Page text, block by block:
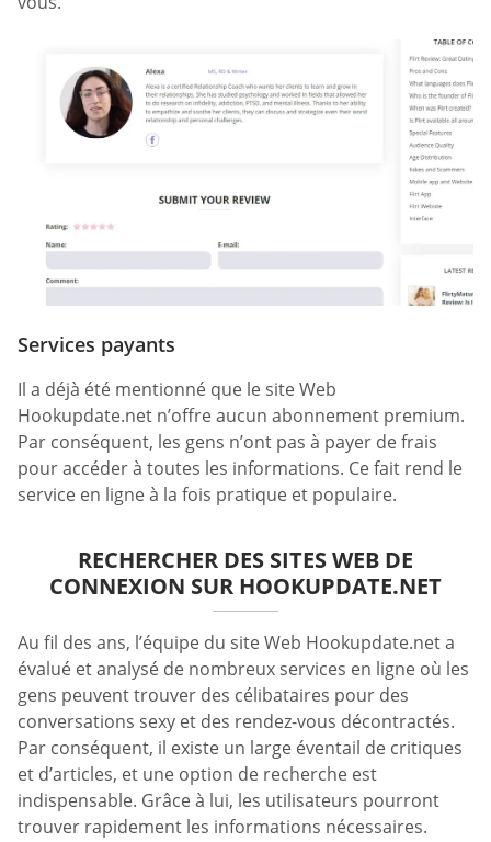
Services payants
Il a déjà été mentionné que le site Web
Hookupdate.net n’offre aucun abonnement premium.
Par conséquent, les gens n’ont pas à payer de frais
pour accéder à toutes les informations. Ce fait rend le
service en ligne à la fois pratique et populaire.
RECHERCHER DES SITES WEB DE
CONNEXION SUR HOOKUPDATE.NET
Au fil des ans, l’équipe du site Web Hookupdate.net a
évalué et analysé de nombreux services en ligne où les
gens peuvent trouver des célibataires pour des
conversations sexy et des rendez-vous décontractés.
Par conséquent, il existe un large éventail de critiques
et d’articles, et une option de recherche est
indispensable. Grâce à lui, les utilisateurs pourront
trouver rapidement les informations nécessaires.